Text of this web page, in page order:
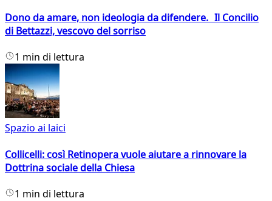
Dono da amare, non ideologia da difendere. Il Concilio
di Bettazzi, vescovo del sorriso
1 min di lettura
Spazio ai laici
Collicelli: così Retinopera vuole aiutare a rinnovare la
Dottrina sociale della Chiesa
1 min di lettura